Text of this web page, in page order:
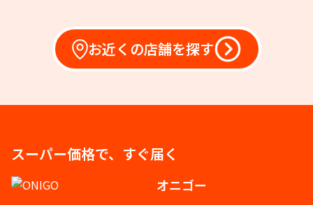
お近くの店舗を探す
スーパー価格で、すぐ届く
オニゴー